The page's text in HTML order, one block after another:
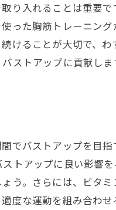
学ぶ成功へのステップ
に目指すバストアップ
示す具体的な成果とそ
り入れることは重要
った胸筋トレーニン
けることが大切で、
ストアップに貢献し
でバストアップを目
トアップに良い影響
う。さらには、ビタ
度な運動を組み合わ